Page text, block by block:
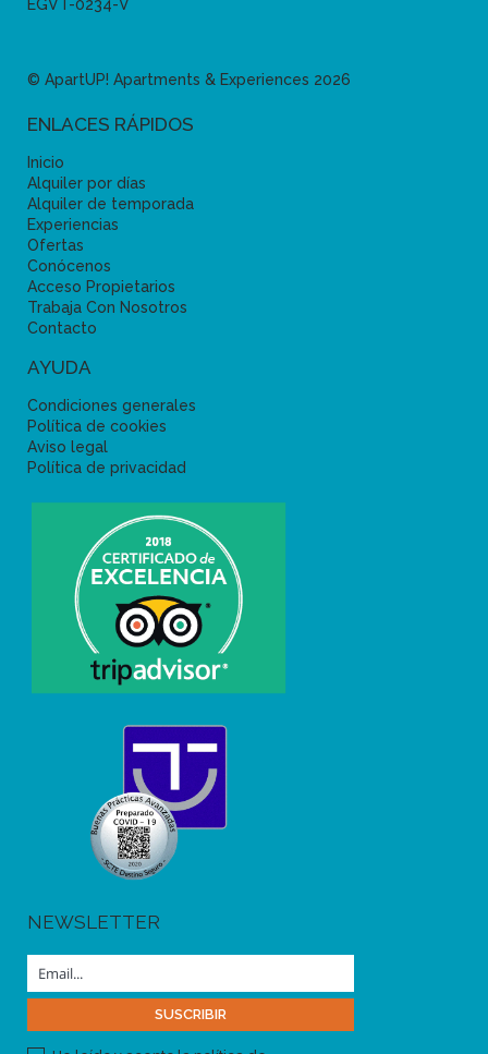
EGVT-0234-V
© ApartUP! Apartments & Experiences 2026
ENLACES RÁPIDOS
Inicio
Alquiler por días
Alquiler de temporada
Experiencias
Ofertas
Conócenos
Acceso Propietarios
Trabaja Con Nosotros
Contacto
AYUDA
Condiciones generales
Política de cookies
Aviso legal
Política de privacidad
NEWSLETTER